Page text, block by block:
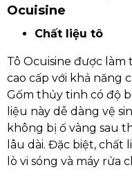
Ocuisine
Chất liệu tô
Tô Ocuisine được
cao cấp với khả năng
Gốm thủy tinh có độ
liệu này dễ dàng vệ
không bị ố vàng sau
lâu dài. Đặc biệt, chất
lò vi sóng và máy rửa